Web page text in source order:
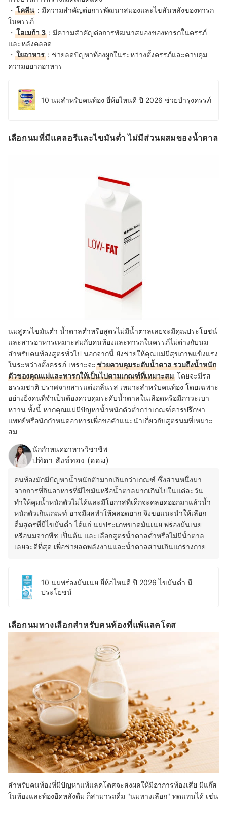
・ โคลีน : มีความสำคัญต่อการพัฒนาสมองและไขสันหลังของทารก
ในครรภ์
・ โอเมก้า 3 : มีความสำคัญต่อการพัฒนาสมองของทารกในครรภ์
และหลังคลอด
・ ใยอาหาร : ช่วยลดปัญหาท้องผูกในระหว่างตั้งครรภ์และควบคุม
ความอยากอาหาร
10 นมสำหรับคนท้อง ยี่ห้อไหนดี ปี 2026 ช่วยบำรุงครรภ์
เลือกนมที่มีแคลอรีและไขมันต่ำ ไม่มีส่วนผสมของน้ำตาล
นมสูตรไขมันต่ำ น้ำตาลต่ำหรือสูตรไม่มีน้ำตาลเลยจะมีคุณประโยชน์
และสารอาหารเหมาะสมกับคนท้องและทารกในครรภ์ไม่ต่างกับนม
สำหรับคนท้องสูตรทั่วไป นอกจากนี้ ยังช่วยให้คุณแม่มีสุขภาพแข็งแรง
ในระหว่างตั้งครรภ์ เพราะจะช่วยควบคุมระดับน้ำตาล รวมถึงน้ำหนัก
ตัวของคุณแม่และทารกให้เป็นไปตามเกณฑ์ที่เหมาะสม โดยจะมีรส
ธรรมชาติ ปราศจากสารแต่งกลิ่นรส เหมาะสำหรับคนท้อง โดยเฉพาะ
อย่างยิ่งคนที่จำเป็นต้องควบคุมระดับน้ำตาลในเลือดหรือมีภาวะเบา
หวาน ทั้งนี้ หากคุณแม่มีปัญหาน้ำหนักตัวต่ำกว่าเกณฑ์ควรปรึกษา
แพทย์หรือนักกำหนดอาหารเพื่อขอคำแนะนำเกี่ยวกับสูตรนมที่เหมาะ
สม
นักกำหนดอาหารวิชาชีพ
ปทิดา สังข์ทอง (ออม)
คนท้องมักมีปัญหาน้ำหนักตัวมากเกินกว่าเกณฑ์ ซึ่งส่วนหนึ่งมา
จากการที่กินอาหารที่มีไขมันหรือน้ำตาลมากเกินไปในแต่ละวัน
ทำให้คุมน้ำหนักตัวไม่ได้และมีโอกาสที่เด็กจะคลอดออกมาแล้วน้ำ
หนักตัวเกินเกณฑ์ อาจมีผลทำให้คลอดยาก จึงขอแนะนำให้เลือก
ดื่มสูตรที่มีไขมันต่ำ ได้แก่ นมประเภทขาดมันเนย พร่องมันเนย
หรือนมจากพืช เป็นต้น และเลือกสูตรน้ำตาลต่ำหรือไม่มีน้ำตาล
เลยจะดีที่สุด เพื่อช่วยลดพลังงานและน้ำตาลส่วนเกินแก่ร่างกาย
10 นมพร่องมันเนย ยี่ห้อไหนดี ปี 2026 ไขมันต่ำ มี
ประโยชน์
เลือกนมทางเลือกสำหรับคนท้องที่แพ้แลคโตส
สำหรับคนท้องที่มีปัญหาแพ้แลคโตสจะส่งผลให้มีอาการท้องเสีย มีแก๊ส
ในท้องและท้องอืดหลังดื่ม ก็สามารถดื่ม "นมทางเลือก" ทดแทนได้ เช่น